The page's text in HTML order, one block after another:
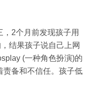
，2个月前发现孩子用
结果孩子说自己上网
(一种角色扮演)的
责备和不信任。孩子低